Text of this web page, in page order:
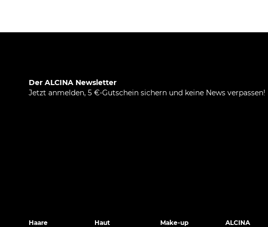
Der ALCINA Newsletter
Jetzt anmelden, 5 €-Gutschein sichern und keine News verpassen!
Haare Haut Make-up
ALCINA